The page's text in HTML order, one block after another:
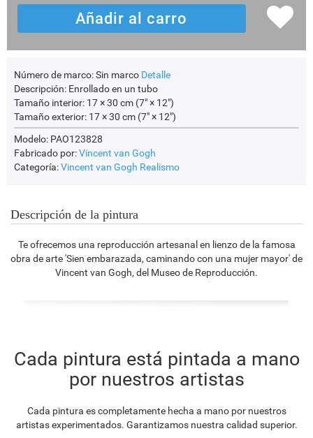
Número de marco:Sin marco Detalle
Descripción: Enrollado en un tubo
Tamaño interior: 17 × 30 cm (7" × 12")
Tamaño exterior: 17 × 30 cm (7" × 12")
Modelo: PAO123828
Fabricado por:Vincent van Gogh
Categoría:Vincent van Gogh Realismo
Descripción de la pintura
Te ofrecemos una reproducción artesanal en lienzo de la famosa
obra de arte 'Sien embarazada, caminando con una mujer mayor' de
Vincent van Gogh, del Museo de Reproducción.
Cada pintura está pintada a mano
por nuestros artistas
Cada pintura es completamente hecha a mano por nuestros
artistas experimentados. Garantizamos nuestra calidad superior.